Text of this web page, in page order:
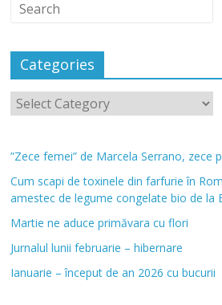
Categories
”Zece femei” de Marcela Serrano, zece
Cum scapi de toxinele din farfurie în
amestec de legume congelate bio de la
Martie ne aduce primăvara cu flori
Jurnalul lunii februarie – hibernare
Ianuarie – început de an 2026 cu bucurii